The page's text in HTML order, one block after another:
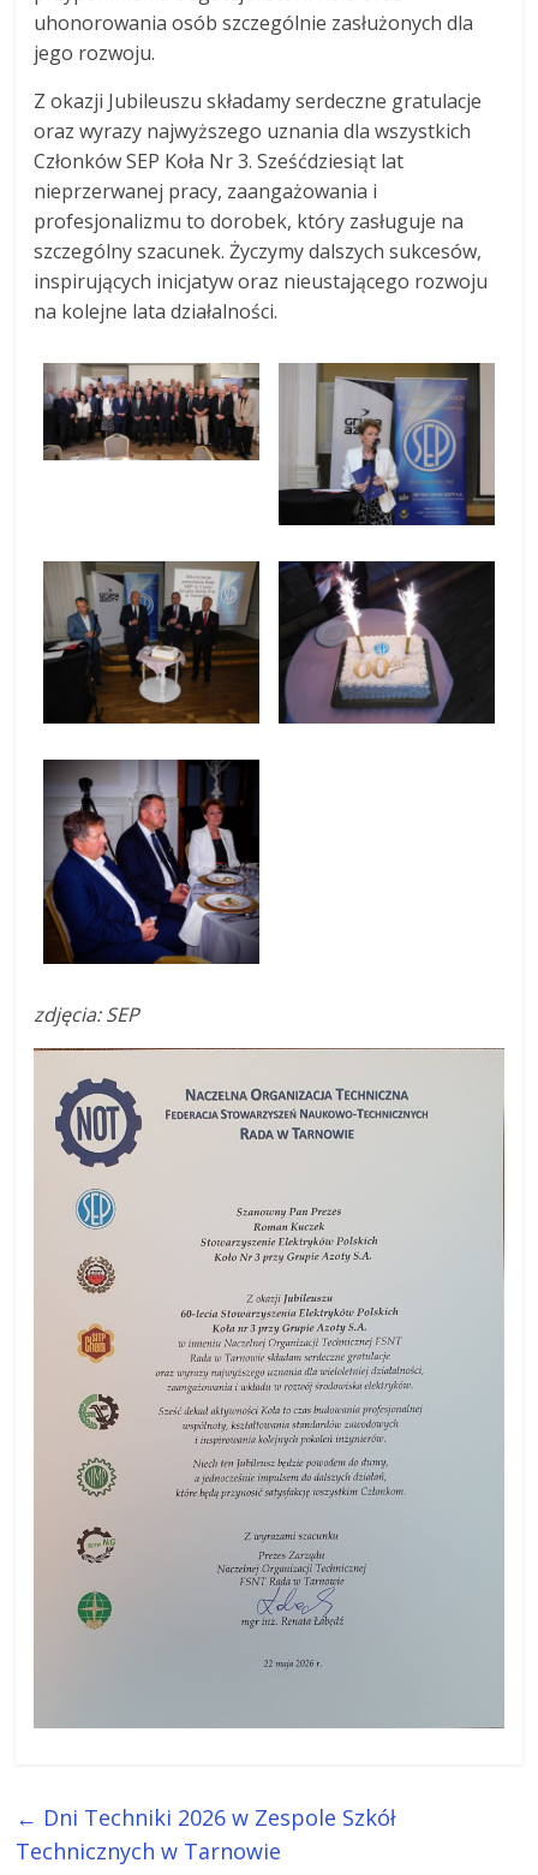
uhonorowania osób szczególnie zasłużonych dla
jego rozwoju.
Z okazji Jubileuszu składamy serdeczne gratulacje
oraz wyrazy najwyższego uznania dla wszystkich
Członków SEP Koła Nr 3. Sześćdziesiąt lat
nieprzerwanej pracy, zaangażowania i
profesjonalizmu to dorobek, który zasługuje na
szczególny szacunek. Życzymy dalszych sukcesów,
inspirujących inicjatyw oraz nieustającego rozwoju
na kolejne lata działalności.
zdjęcia: SEP
← Dni Techniki 2026 w Zespole Szkół
Technicznych w Tarnowie